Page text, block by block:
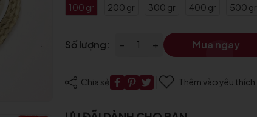
100 gr 200 gr 300 gr 400 gr 500 gr
Số lượng: - + Mua ngay
Chia sẻ Thêm vào yêu thích